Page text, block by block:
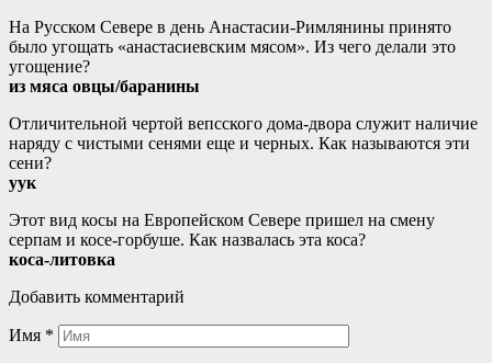
На Русском Севере в день Анастасии-Римлянины принято
было угощать «анастасиевским мясом». Из чего делали это
угощение?
из мяса овцы/баранины
Отличительной чертой вепсского дома-двора служит наличие
наряду с чистыми сенями еще и черных. Как называются эти
сени?
уук
Этот вид косы на Европейском Севере пришел на смену
серпам и косе-горбуше. Как назвалась эта коса?
коса-литовка
Добавить комментарий
Имя *